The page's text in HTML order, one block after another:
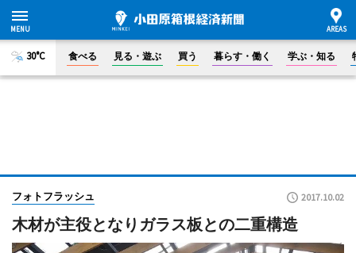
30°C 食べる 見る・遊ぶ 買う 暮らす・働く 学ぶ・知る
フォトフラッシュ 2017.10.02
木材が主役となりガラス板との二重構造